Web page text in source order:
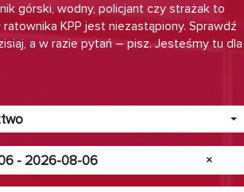
górski, wodny, policjant czy strażak to
KPP jest niezastąpiony. Sprawdź
a w razie pytań – pisz. Jesteśmy tu dla
×